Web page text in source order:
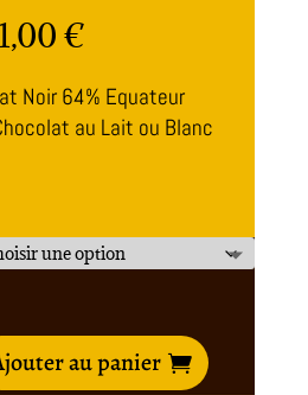
€Plage
10,00 €
à
11,00 €
Noir 64% Equateur
au Lait ou Blanc
au panier